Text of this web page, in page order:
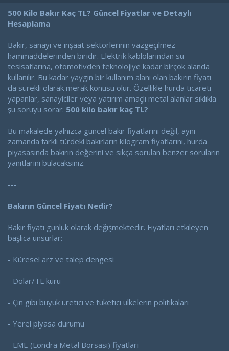
t
a
n
r
500 Kilo Bakır Kaç TL? Güncel Fiyatlar ve Detaylı
Hesaplama
Bakır, sanayi ve inşaat sektörlerinin vazgeçilmez
hammaddelerinden biridir. Elektrik kablolarından su
tesisatlarına, otomotivden teknolojiye kadar birçok alanda
kullanılır. Bu kadar yaygın bir kullanım alanı olan bakırın fiyatı
da sürekli olarak merak konusu olur. Özellikle hurda ticareti
yapanlar, sanayiciler veya yatırım amaçlı metal alanlar sıklıkla
şu soruyu sorar: 500 kilo bakır kaç TL?
Bu makalede yalnızca güncel bakır fiyatlarını değil, aynı
zamanda farklı türdeki bakırların kilogram fiyatlarını, hurda
piyasasında bakırın değerini ve sıkça sorulan benzer soruların
yanıtlarını bulacaksınız.
---
Bakırın Güncel Fiyatı Nedir?
Bakır fiyatı günlük olarak değişmektedir. Fiyatları etkileyen
başlıca unsurlar:
- Küresel arz ve talep dengesi
- Dolar/TL kuru
- Çin gibi büyük üretici ve tüketici ülkelerin politikaları
- Yerel piyasa durumu
- LME (Londra Metal Borsası) fiyatları